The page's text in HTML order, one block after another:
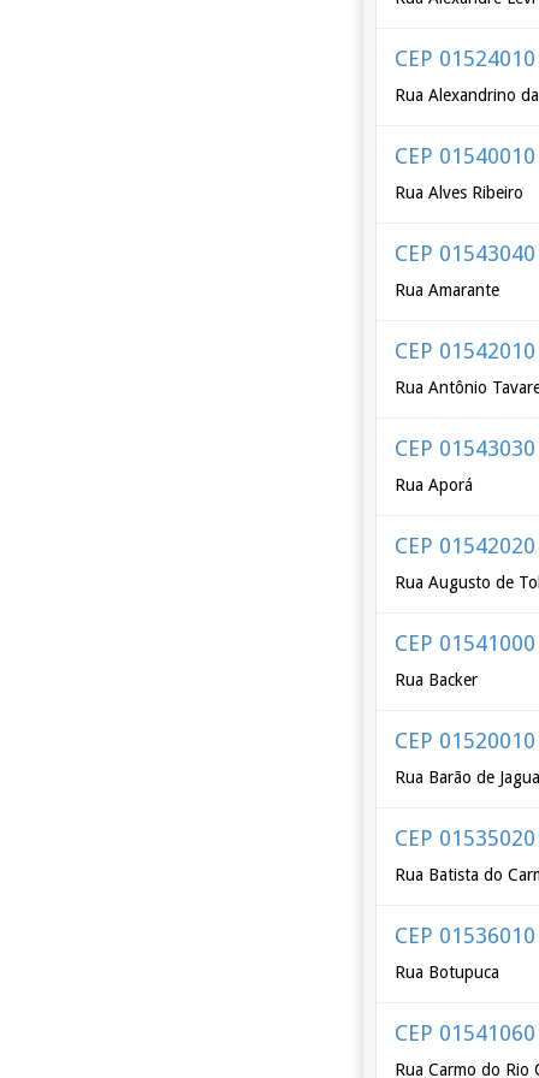
CEP 01524010
Rua Alexandrino
CEP 01540010
Rua Alves Ribeiro
CEP 01543040
Rua Amarante
CEP 01542010
Rua Antônio
CEP 01543030
Rua Aporá
CEP 01542020
Rua Augusto de
CEP 01541000
Rua Backer
CEP 01520010
Rua Barão de
CEP 01535020
Rua Batista do
CEP 01536010
Rua Botupuca
CEP 01541060
Rua Carmo do Rio